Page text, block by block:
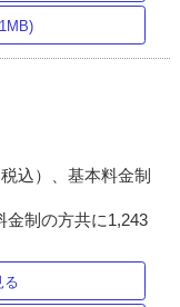
込）、基本料金制
金制の方共に1,243
る